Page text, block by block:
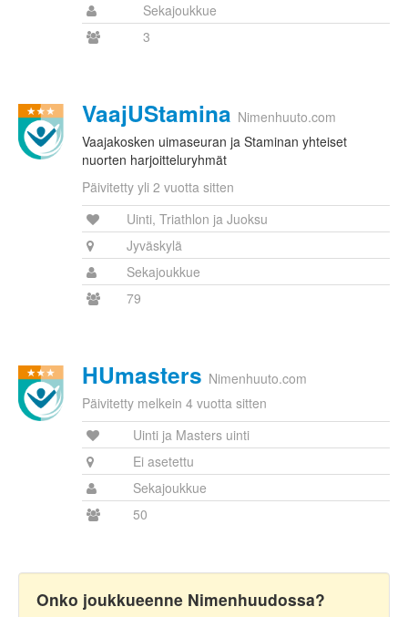
Sekajoukkue
3
VaajUStamina Nimenhuuto.com
Vaajakosken uimaseuran ja Staminan yhteiset
nuorten harjoitteluryhmät
Päivitetty yli 2 vuotta sitten
Uinti, Triathlon ja Juoksu
Jyväskylä
Sekajoukkue
79
HUmasters Nimenhuuto.com
Päivitetty melkein 4 vuotta sitten
Uinti ja Masters uinti
Ei asetettu
Sekajoukkue
50
Onko joukkueenne Nimenhuudossa?